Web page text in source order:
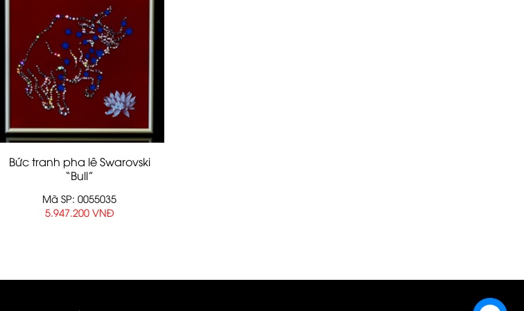
Bức tranh pha lê Swarovski
“Bull”
Mã SP: 0055035
5.947.200 VNĐ